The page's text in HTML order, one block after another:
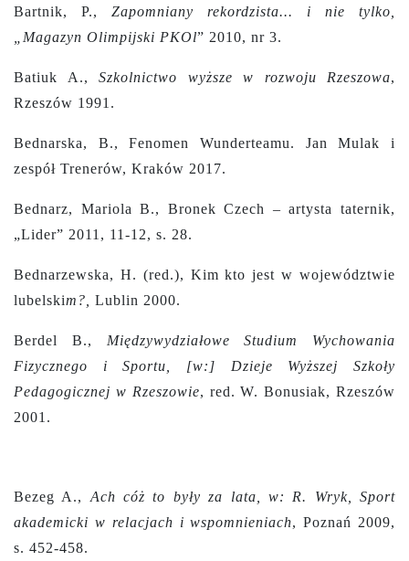
Bartnik, P., Zapomniany rekordzista... i nie tylko,
„Magazyn Olimpijski PKOl” 2010, nr 3.
Batiuk A., Szkolnictwo wyższe w rozwoju Rzeszowa,
Rzeszów 1991.
Bednarska, B., Fenomen Wunderteamu. Jan Mulak i
zespół Trenerów, Kraków 2017.
Bednarz, Mariola B., Bronek Czech – artysta taternik,
„Lider” 2011, 11-12, s. 28.
Bednarzewska, H. (red.), Kim kto jest w województwie
lubelskim?, Lublin 2000.
Berdel B., Międzywydziałowe Studium Wychowania
Fizycznego i Sportu, [w:] Dzieje Wyższej Szkoły
Pedagogicznej w Rzeszowie, red. W. Bonusiak, Rzeszów
2001.
Bezeg A., Ach cóż to były za lata, w: R. Wryk, Sport
akademicki w relacjach i wspomnieniach, Poznań 2009,
s. 452-458.